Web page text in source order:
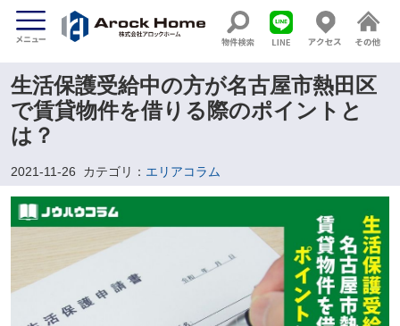
生活保護受給中の方が名古屋市熱田区
で賃貸物件を借りる際のポイントと
は？
2021-11-26 カテゴリ： エリアコラム